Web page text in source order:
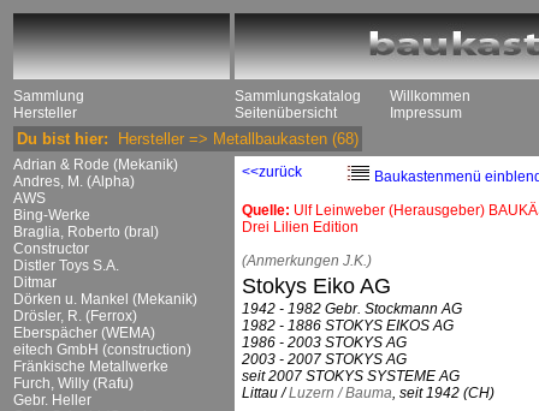
Sammlung
Hersteller
Sammlungskatalog
Seitenübersicht
Willkommen
Impressum
Du bist hier: Hersteller => Metallbaukasten (68)
Adrian & Rode (Mekanik)
Andres, M. (Alpha)
AWS
Bing-Werke
Braglia, Roberto (bral)
Constructor
Distler Toys S.A.
Ditmar
Dörken u. Mankel (Mekanik)
Drösler, R. (Ferrox)
Eberspächer (WEMA)
eitech GmbH (construction)
Fränkische Metallwerke
Furch, Willy (Rafu)
Gebr. Heller
<<zurück
Baukastenmenü
Quelle: Ulf Leinweber (Herausgeber)
Drei Lilien Edition
(Anmerkungen J.K.)
Stokys Eiko AG
1942 - 1982 Gebr. Stockmann AG
1982 - 1886 STOKYS EIKOS AG
1986 - 2003 STOKYS AG
2003 - 2007 STOKYS AG
seit 2007 STOKYS SYSTEME AG
Littau /Luzern / Bauma, seit 1942 (CH)